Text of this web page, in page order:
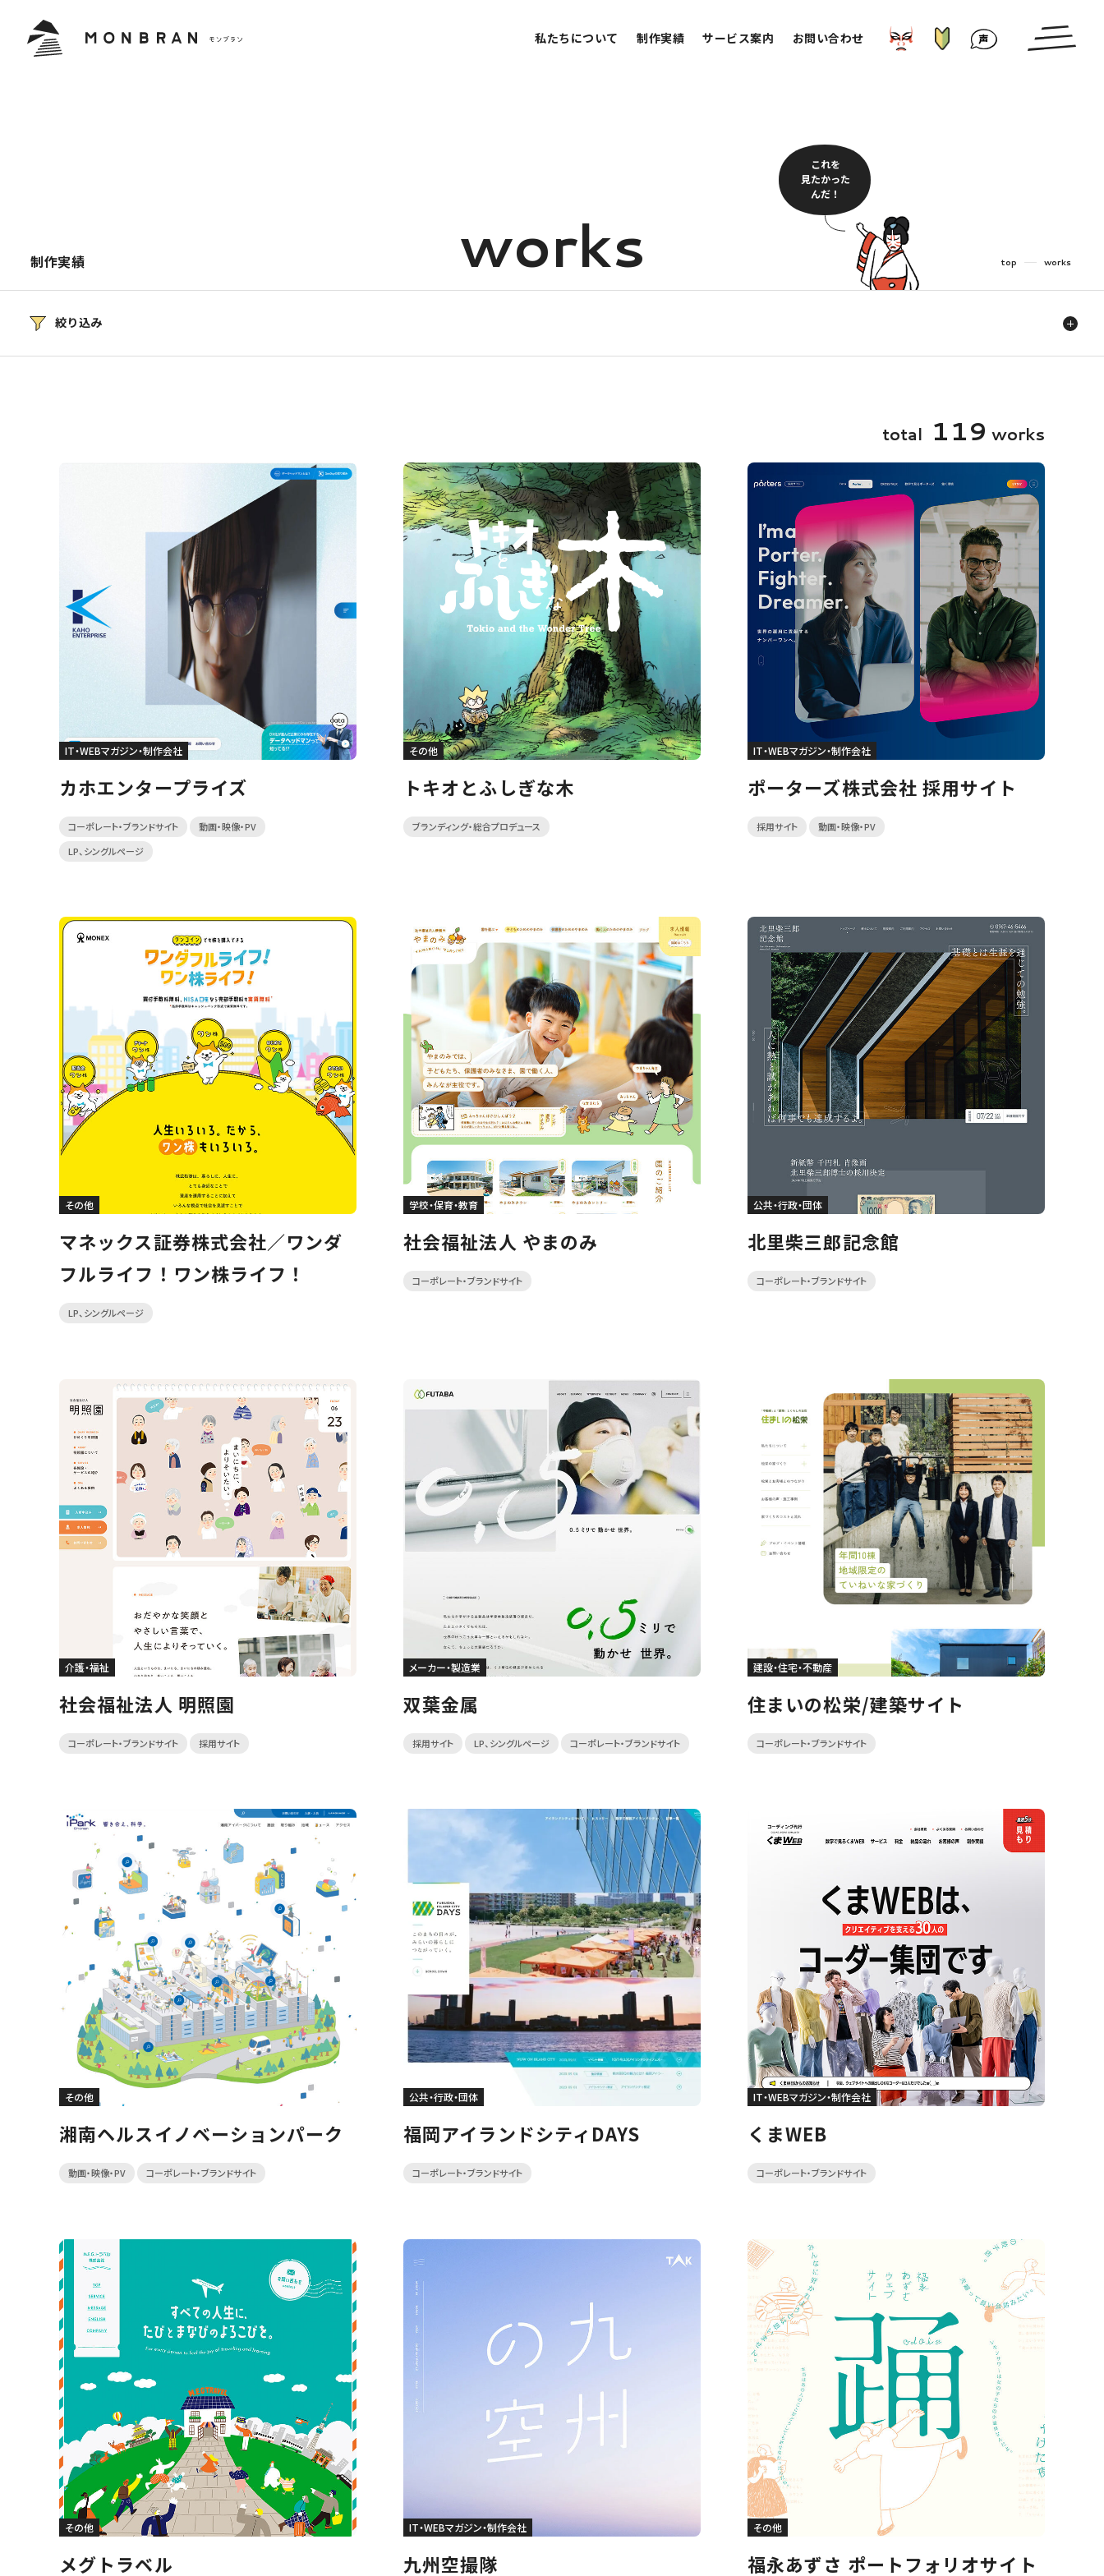
私たちについて 制作実績 サービス案内 お問い合わせ お客様の声
works
制作実績 top works
これを
見たかった
んだ！
絞り込み
すべて 学校・保育・教育 建設・住宅・不動産 病院・クリニック・医療 介護・福祉
食品・飲食
カテゴリー
コーポレート・ブランドサイト 採用サイト LP、シングルページ ECサイト
WEBメディア
ブランディング・総合プロデュース 動画・映像・PV
total 119 works
IT・WEBマガジン・制作会社
カホエンタープライズ
コーポレート・ブランドサイト 動画・映像・PV
LP、シングルページ
その他
トキオとふしぎな木
ブランディング・総合プロデュース
IT・WEBマガジン・制作会社
ポーターズ株式会社 採用サイト
採用サイト 動画・映像・PV
その他
マネックス証券株式会社／ワンダ
フルライフ！ワン株ライフ！
LP、シングルページ
学校・保育・教育
社会福祉法人 やまのみ
コーポレート・ブランドサイト
公共・行政・団体
北里柴三郎記念館
コーポレート・ブランドサイト
介護・福祉
社会福祉法人 明照園
コーポレート・ブランドサイト 採用サイト
メーカー・製造業
双葉金属
採用サイト LP、シングルページ コーポレート・ブランドサイト
建設・住宅・不動産
住まいの松栄/建築サイト
コーポレート・ブランドサイト
その他
湘南ヘルスイノベーションパーク
動画・映像・PV コーポレート・ブランドサイト
公共・行政・団体
福岡アイランドシティDAYS
コーポレート・ブランドサイト
IT・WEBマガジン・制作会社
くまWEB
コーポレート・ブランドサイト
その他
メグトラベル
IT・WEBマガジン・制作会社
九州空撮隊
その他
福永あずさ ポートフォリオサイト